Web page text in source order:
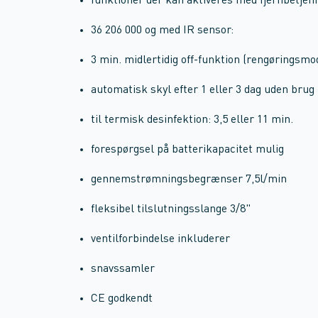
36 206 000 og med IR sensor:
3 min. midlertidig off-funktion
automatisk skyl efter 1 eller 3 dag uden brug
til termisk desinfektion: 3,5 eller 11 min.
forespørgsel på batterikapacitet mulig
gennemstrømningsbegrænser 7,5l/min
fleksibel tilslutningsslange 3/8"
ventilforbindelse inkluderer
snavssamler
CE godkendt